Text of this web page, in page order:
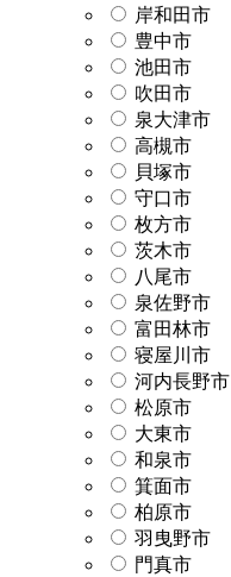
岸和田市
豊中市
池田市
吹田市
泉大津市
高槻市
貝塚市
守口市
枚方市
茨木市
八尾市
泉佐野市
富田林市
寝屋川市
河内長野市
松原市
大東市
和泉市
箕面市
柏原市
羽曳野市
門真市